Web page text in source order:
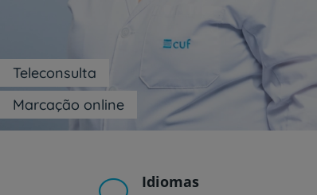
Pressione
Control-
F10
para
abrir
Marcação online
Teleconsulta
Idiomas